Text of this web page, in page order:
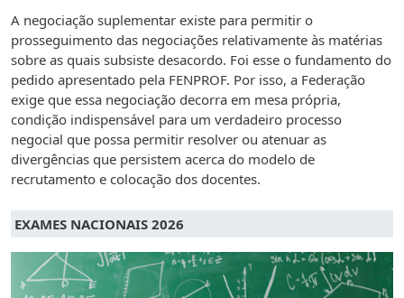
A negociação suplementar existe para permitir o
prosseguimento das negociações relativamente às matérias
sobre as quais subsiste desacordo. Foi esse o fundamento do
pedido apresentado pela FENPROF. Por isso, a Federação
exige que essa negociação decorra em mesa própria,
condição indispensável para um verdadeiro processo
negocial que possa permitir resolver ou atenuar as
divergências que persistem acerca do modelo de
recrutamento e colocação dos docentes.
EXAMES NACIONAIS 2026